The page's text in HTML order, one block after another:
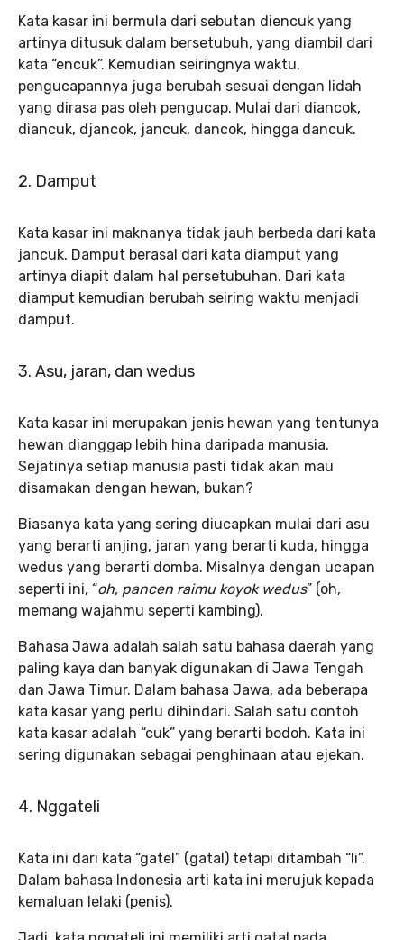
Kata kasar ini bermula dari sebutan diencuk yang
artinya ditusuk dalam bersetubuh, yang diambil dari
kata “encuk”. Kemudian seiringnya waktu,
pengucapannya juga berubah sesuai dengan lidah
yang dirasa pas oleh pengucap. Mulai dari diancok,
diancuk, djancok, jancuk, dancok, hingga dancuk.
2. Damput
Kata kasar ini maknanya tidak jauh berbeda dari kata
jancuk. Damput berasal dari kata diamput yang
artinya diapit dalam hal persetubuhan. Dari kata
diamput kemudian berubah seiring waktu menjadi
damput.
3. Asu, jaran, dan wedus
Kata kasar ini merupakan jenis hewan yang tentunya
hewan dianggap lebih hina daripada manusia.
Sejatinya setiap manusia pasti tidak akan mau
disamakan dengan hewan, bukan?
Biasanya kata yang sering diucapkan mulai dari asu
yang berarti anjing, jaran yang berarti kuda, hingga
wedus yang berarti domba. Misalnya dengan ucapan
seperti ini, “oh, pancen raimu koyok wedus” (oh,
memang wajahmu seperti kambing).
Bahasa Jawa adalah salah satu bahasa daerah yang
paling kaya dan banyak digunakan di Jawa Tengah
dan Jawa Timur. Dalam bahasa Jawa, ada beberapa
kata kasar yang perlu dihindari. Salah satu contoh
kata kasar adalah “cuk” yang berarti bodoh. Kata ini
sering digunakan sebagai penghinaan atau ejekan.
4. Nggateli
Kata ini dari kata “gatel” (gatal) tetapi ditambah “li”.
Dalam bahasa Indonesia arti kata ini merujuk kepada
kemaluan lelaki (penis).